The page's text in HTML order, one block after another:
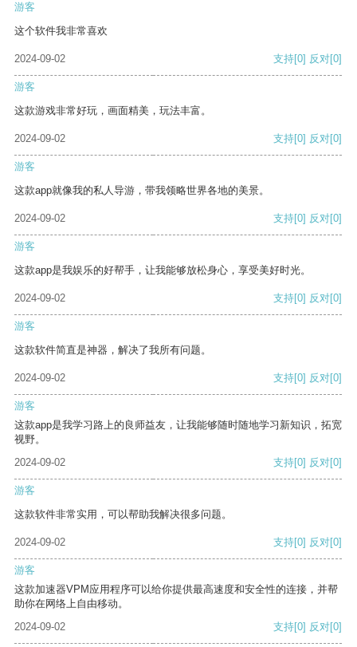
游客
这个软件我非常喜欢
2024-09-02 支持[0] 反对[0]
游客
这款游戏非常好玩，画面精美，玩法丰富。
2024-09-02 支持[0] 反对[0]
游客
这款app就像我的私人导游，带我领略世界各地的美景。
2024-09-02 支持[0] 反对[0]
游客
这款app是我娱乐的好帮手，让我能够放松身心，享受美好时光。
2024-09-02 支持[0] 反对[0]
游客
这款软件简直是神器，解决了我所有问题。
2024-09-02 支持[0] 反对[0]
游客
这款app是我学习路上的良师益友，让我能够随时随地学习新知识，拓宽
视野。
2024-09-02
支持[0] 反对[0]
游客
这款软件非常实用，可以帮助我解决很多问题。
2024-09-02 支持[0] 反对[0]
游客
这款加速器VPM应用程序可以给你提供最高速度和安全性的连接，并帮
助你在网络上自由移动。
2024-09-02
支持[0] 反对[0]